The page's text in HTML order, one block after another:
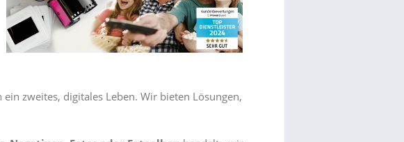
zweites, digitales Leben. Wir bieten Lösungen,